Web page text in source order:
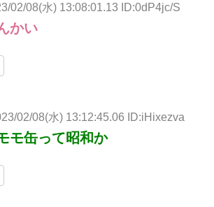
02/08(水) 13:08:01.13 ID:0dP4jc/S
かい
02/08(水) 13:12:45.06 ID:iHixezva
モ缶って昭和か